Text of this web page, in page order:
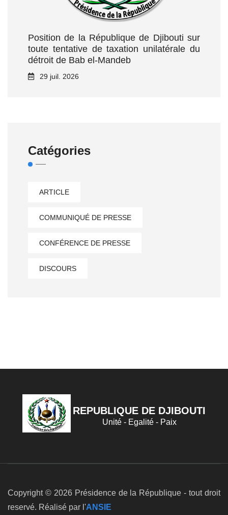
Position de la République de Djibouti sur
toute tentative de taxation unilatérale du
détroit de Bab el‑Mandeb
29 juil. 2026
Catégories
ARTICLE
COMMUNIQUÉ DE PRESSE
CONFÉRENCE DE PRESSE
DISCOURS
REPUBLIQUE DE DJIBOUTI
Unité - Egalité - Paix
Copyright © 2026 Présidence de la République - tout droit
reservé. Réalisé par l'ANSIE